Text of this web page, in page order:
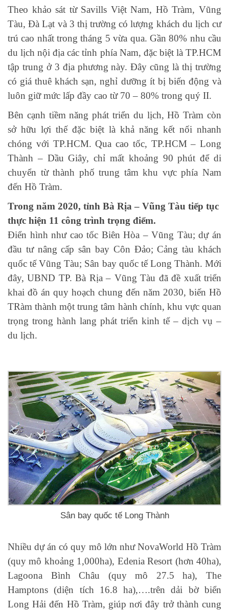
Theo khảo sát từ Savills Việt Nam, Hồ Tràm, Vũng
Tàu, Đà Lạt và 3 thị trường có lượng khách du lịch cư
trú cao nhất trong tháng 5 vừa qua. Gần 80% nhu cầu
du lịch nội địa các tỉnh phía Nam, đặc biệt là TP.HCM
tập trung ở 3 địa phương này. Đây cũng là thị trường
có giá thuê khách sạn, nghỉ dưỡng ít bị biến động và
luôn giữ mức lấp đầy cao từ 70 – 80% trong quý II.
Bên cạnh tiềm năng phát triển du lịch, Hồ Tràm còn
sở hữu lợi thế đặc biệt là khả năng kết nối nhanh
chóng với TP.HCM. Qua cao tốc, TP.HCM – Long
Thành – Dầu Giây, chỉ mất khoảng 90 phút để di
chuyển từ thành phố trung tâm khu vực phía Nam
đến Hồ Tràm.
Trong năm 2020, tỉnh Bà Rịa – Vũng Tàu tiếp tục
thực hiện 11 công trình trọng điểm.
Điển hình như cao tốc Biên Hòa – Vũng Tàu; dự án
đầu tư nâng cấp sân bay Côn Đảo; Cảng tàu khách
quốc tế Vũng Tàu; Sân bay quốc tế Long Thành. Mới
đây, UBND TP. Bà Rịa – Vũng Tàu đã đề xuất triển
khai đồ án quy hoạch chung đến năm 2030, biến Hồ
TRàm thành một trung tâm hành chính, khu vực quan
trọng trong hành lang phát triển kinh tế – dịch vụ –
du lịch.
Sân bay quốc tế Long Thành
Nhiều dự án có quy mô lớn như NovaWorld Hồ Tràm
(quy mô khoảng 1,000ha), Edenia Resort (hơn 40ha),
Lagoona Bình Châu (quy mô 27.5 ha), The
Hamptons (diện tích 16.8 ha),….trên dải bờ biển
Long Hải đến Hồ Tràm, giúp nơi đây trở thành cung